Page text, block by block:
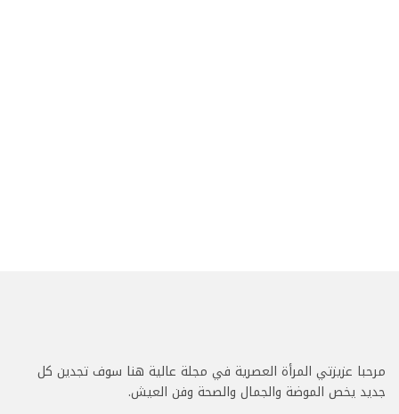
مرحبا عزيزتي المرأة العصرية في مجلة عالية هنا سوف تجدين كل
جديد يخص الموضة والجمال والصحة وفن العيش.